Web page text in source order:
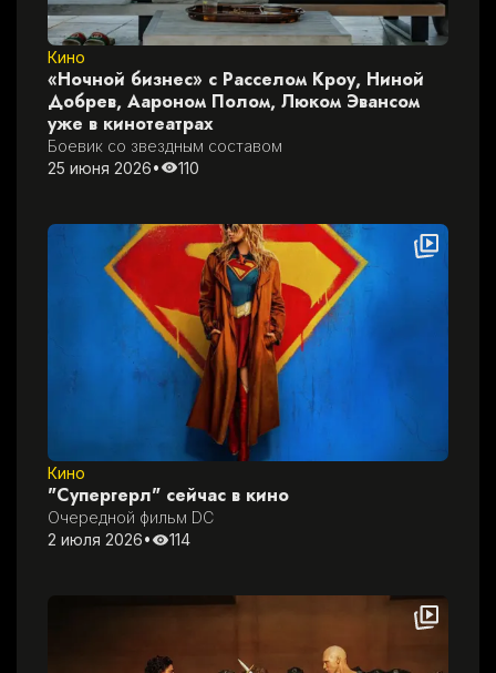
Кино
«Ночной бизнес» с Расселом Кроу, Ниной
Добрев, Аароном Полом, Люком Эвансом
уже в кинотеатрах
Боевик со звездным составом
25 июня 2026• 110
Кино
"Супергерл" сейчас в кино
Очередной фильм DC
2 июля 2026• 114